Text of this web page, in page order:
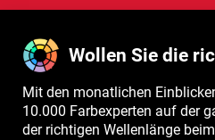
Wollen Sie die
Mit den monatlichen
10.000 Farbexperten auf der
der richtigen Wellenlänge